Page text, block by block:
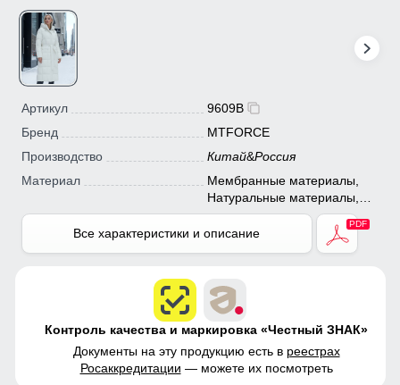
Артикул
9609B
Бренд
MTFORCE
Производство
Китай&Россия
Материал
Мембранные материалы,
Натуральные материалы,
Полиэстер, Плащевка,
Тефлон, Ткань, Экологичные
Все характеристики и описание
Контроль качества и маркировка «Честный ЗНАК»
Документы на эту продукцию есть в реестрах
Росаккредитации — можете их посмотреть